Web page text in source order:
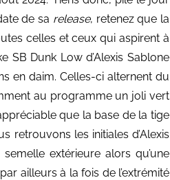
de sa release, retenez que la
celles et ceux qui aspirent à
SB Dunk Low d’Alexis Sablone
en daim. Celles-ci alternent du
au programme un joli vert
que la base de la tige
retrouvons les initiales d’Alexis
extérieure alors qu’une
ailleurs à la fois de l’extrémité